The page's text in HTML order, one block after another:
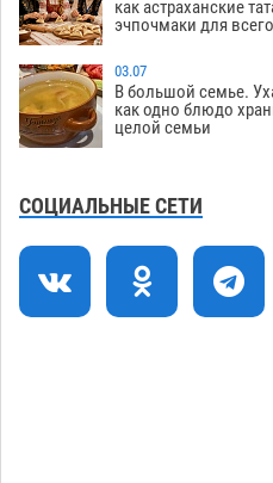
МЧС в споре за возврат
10:02
На Всероссийской
астраханские
казанским «драконам»
Краснодарской в Астрахани
08:47
Астраханский суд оценил
по голове полицейского в
рублей
как астраханские
эчпочмаки для
03.07
В большой семье.
как одно блюдо
целой семьи
СОЦИАЛЬНЫЕ СЕТИ